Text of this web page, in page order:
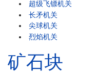
超级飞镖机关
长矛机关
尖球机关
烈焰机关
矿石块